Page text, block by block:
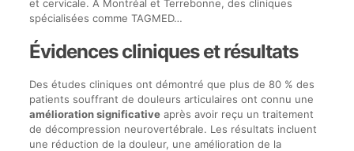
et cervicale. À Montréal et Terrebonne, des cliniques
spécialisées comme TAGMED…
Évidences cliniques et résultats
Des études cliniques ont démontré que plus de 80 % des
patients souffrant de douleurs articulaires ont connu une
amélioration significativeaprès avoir reçu un traitement
de décompression neurovertébrale. Les résultats incluent
une réduction de la douleur, une amélioration de la